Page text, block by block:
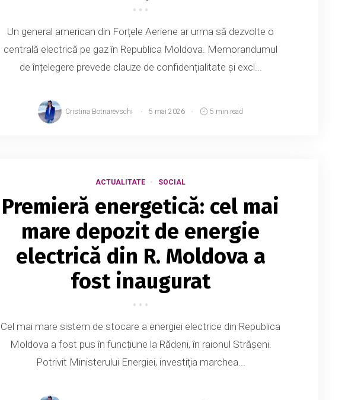
Un general american din Forțele Aeriene ar urma să dezvolte o
centrală electrică pe gaz în Republica Moldova. Memorandumul
de înțelegere prevede clauze de confidențialitate și excl...
Cristina Botnarevschi 5 mai 2026 5 min read
ACTUALITATE SOCIAL
Premieră energetică: cel mai
mare depozit de energie
electrică din R. Moldova a
fost inaugurat
Cel mai mare sistem de stocare a energiei electrice din Republica
Moldova a fost pus în funcțiune la Rădeni, în raionul Strășeni.
Potrivit Ministerului Energiei, investiția marchea...